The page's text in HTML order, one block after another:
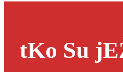
tKo Su